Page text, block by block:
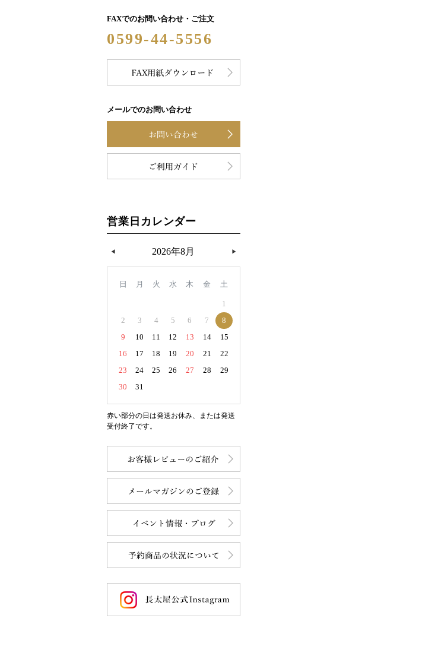
FAXでのお問い合わせ・ご注文
0599-44-5556
メールでのお問い合わせ
営業日カレンダー
2026年8月
日 月 火 水 木 金 土
1
2
3 4 5 6 7
8
9
10 11 12 13 14
15
16
17 18 19 20 21
22
23
24 25 26 27 28
29
30
31
赤い部分の日は発送お休み、または発送
受付終了です。